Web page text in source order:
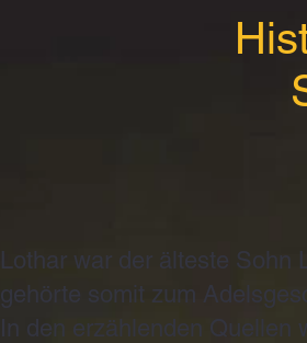
Lothar war der älteste Sohn
gehörte somit zum
In den erzählenden Quellen